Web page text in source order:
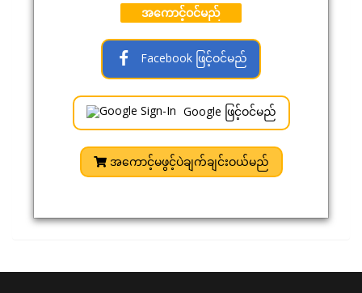
အကောင့်ဝင်မည်
Facebook ဖြင့်ဝင်မည်
Google ဖြင့်ဝင်မည်
အကောင့်မဖွင့်ပဲချက်ချင်းဝယ်မည်